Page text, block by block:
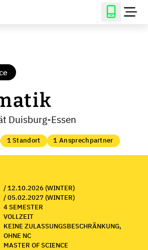
Duisburg-Essen
1 Standort 1 Ansprechpartner
/ 12.10.2026 (WINTER)
/ 05.02.2027 (WINTER)
4 SEMESTER
VOLLZEIT
KEINE ZULASSUNGSBESCHRÄNKUNG,
OHNE NC
MASTER OF SCIENCE